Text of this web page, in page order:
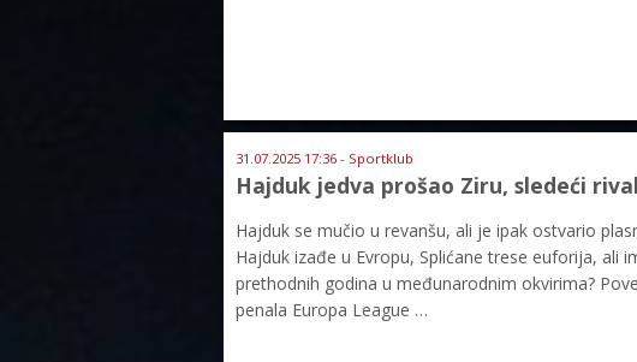
31.07.2025 17:36 - Sportklub
Hajduk jedva prošao Ziru, sledeći
Hajduk se mučio u revanšu, ali je ipak ostvario
Hajduk izađe u Evropu, Splićane trese euforija, ali
prethodnih godina u međunarodnim okvirima?
penala Europa League …